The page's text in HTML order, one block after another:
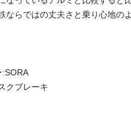
ならではの丈夫さと乗り心地の
:SORA
クブレーキ